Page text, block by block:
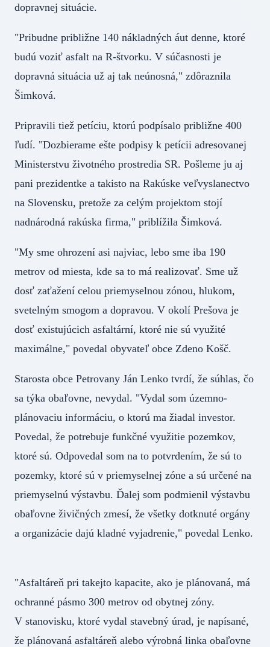
dopravnej situácie.
"Pribudne približne 140 nákladných áut denne, ktoré
budú voziť asfalt na R-štvorku. V súčasnosti je
dopravná situácia už aj tak neúnosná," zdôraznila
Šimková.
Pripravili tiež petíciu, ktorú podpísalo približne 400
ľudí. "Dozbierame ešte podpisy k petícii adresovanej
Ministerstvu životného prostredia SR. Pošleme ju aj
pani prezidentke a takisto na Rakúske veľvyslanectvo
na Slovensku, pretože za celým projektom stojí
nadnárodná rakúska firma," priblížila Šimková.
"My sme ohrození asi najviac, lebo sme iba 190
metrov od miesta, kde sa to má realizovať. Sme už
dosť zaťažení celou priemyselnou zónou, hlukom,
svetelným smogom a dopravou. V okolí Prešova je
dosť existujúcich asfaltární, ktoré nie sú využité
maximálne," povedal obyvateľ obce Zdeno Košč.
Starosta obce Petrovany Ján Lenko tvrdí, že súhlas, čo
sa týka obaľovne, nevydal. "Vydal som územno-
plánovaciu informáciu, o ktorú ma žiadal investor.
Povedal, že potrebuje funkčné využitie pozemkov,
ktoré sú. Odpovedal som na to potvrdením, že sú to
pozemky, ktoré sú v priemyselnej zóne a sú určené na
priemyselnú výstavbu. Ďalej som podmienil výstavbu
obaľovne živičných zmesí, že všetky dotknuté orgány
a organizácie dajú kladné vyjadrenie," povedal Lenko.
"Asfaltáreň pri takejto kapacite, ako je plánovaná, má
ochranné pásmo 300 metrov od obytnej zóny.
V stanovisku, ktoré vydal stavebný úrad, je napísané,
že plánovaná asfaltáreň alebo výrobná linka obaľovne